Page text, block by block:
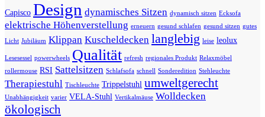
Capisco Design dynamisches Sitzen dynamisch sitzen Ecksofa
elektrische Höhenverstellung erneuern gesund schlafen gesund sitzen gutes
Licht Jubiläum Klippan Kuscheldecken langlebig leise leolux
Lesesessel powerwheels Qualität refresh regionales Produkt Relaxmöbel
rollermouse RSI Sattelsitzen Schlafsofa schnell Sonderedition Stehleuchte
Therapiestuhl Tischleuchte Trippelstuhl umweltgerecht
Unabhängigkeit varier VELA-Stuhl Vertikalmäuse Wolldecken
ökologisch